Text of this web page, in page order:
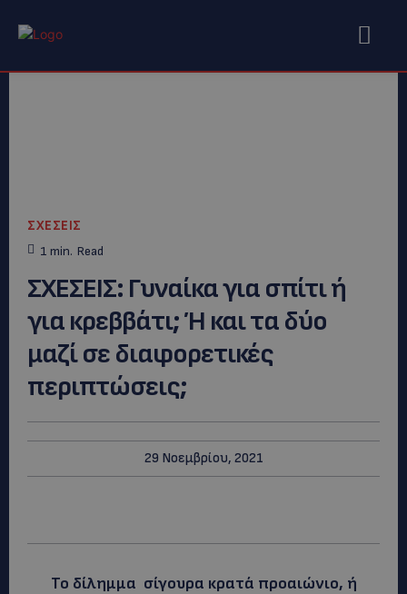
ΣΧΕΣΕΙΣ
1 min. Read
ΣΧΕΣΕΙΣ: Γυναίκα για σπίτι ή
για κρεββάτι; Ή και τα δύο
μαζί σε διαφορετικές
περιπτώσεις;
29 Νοεμβρίου, 2021
Το δίλημμα σίγουρα κρατά προαιώνιο, ή